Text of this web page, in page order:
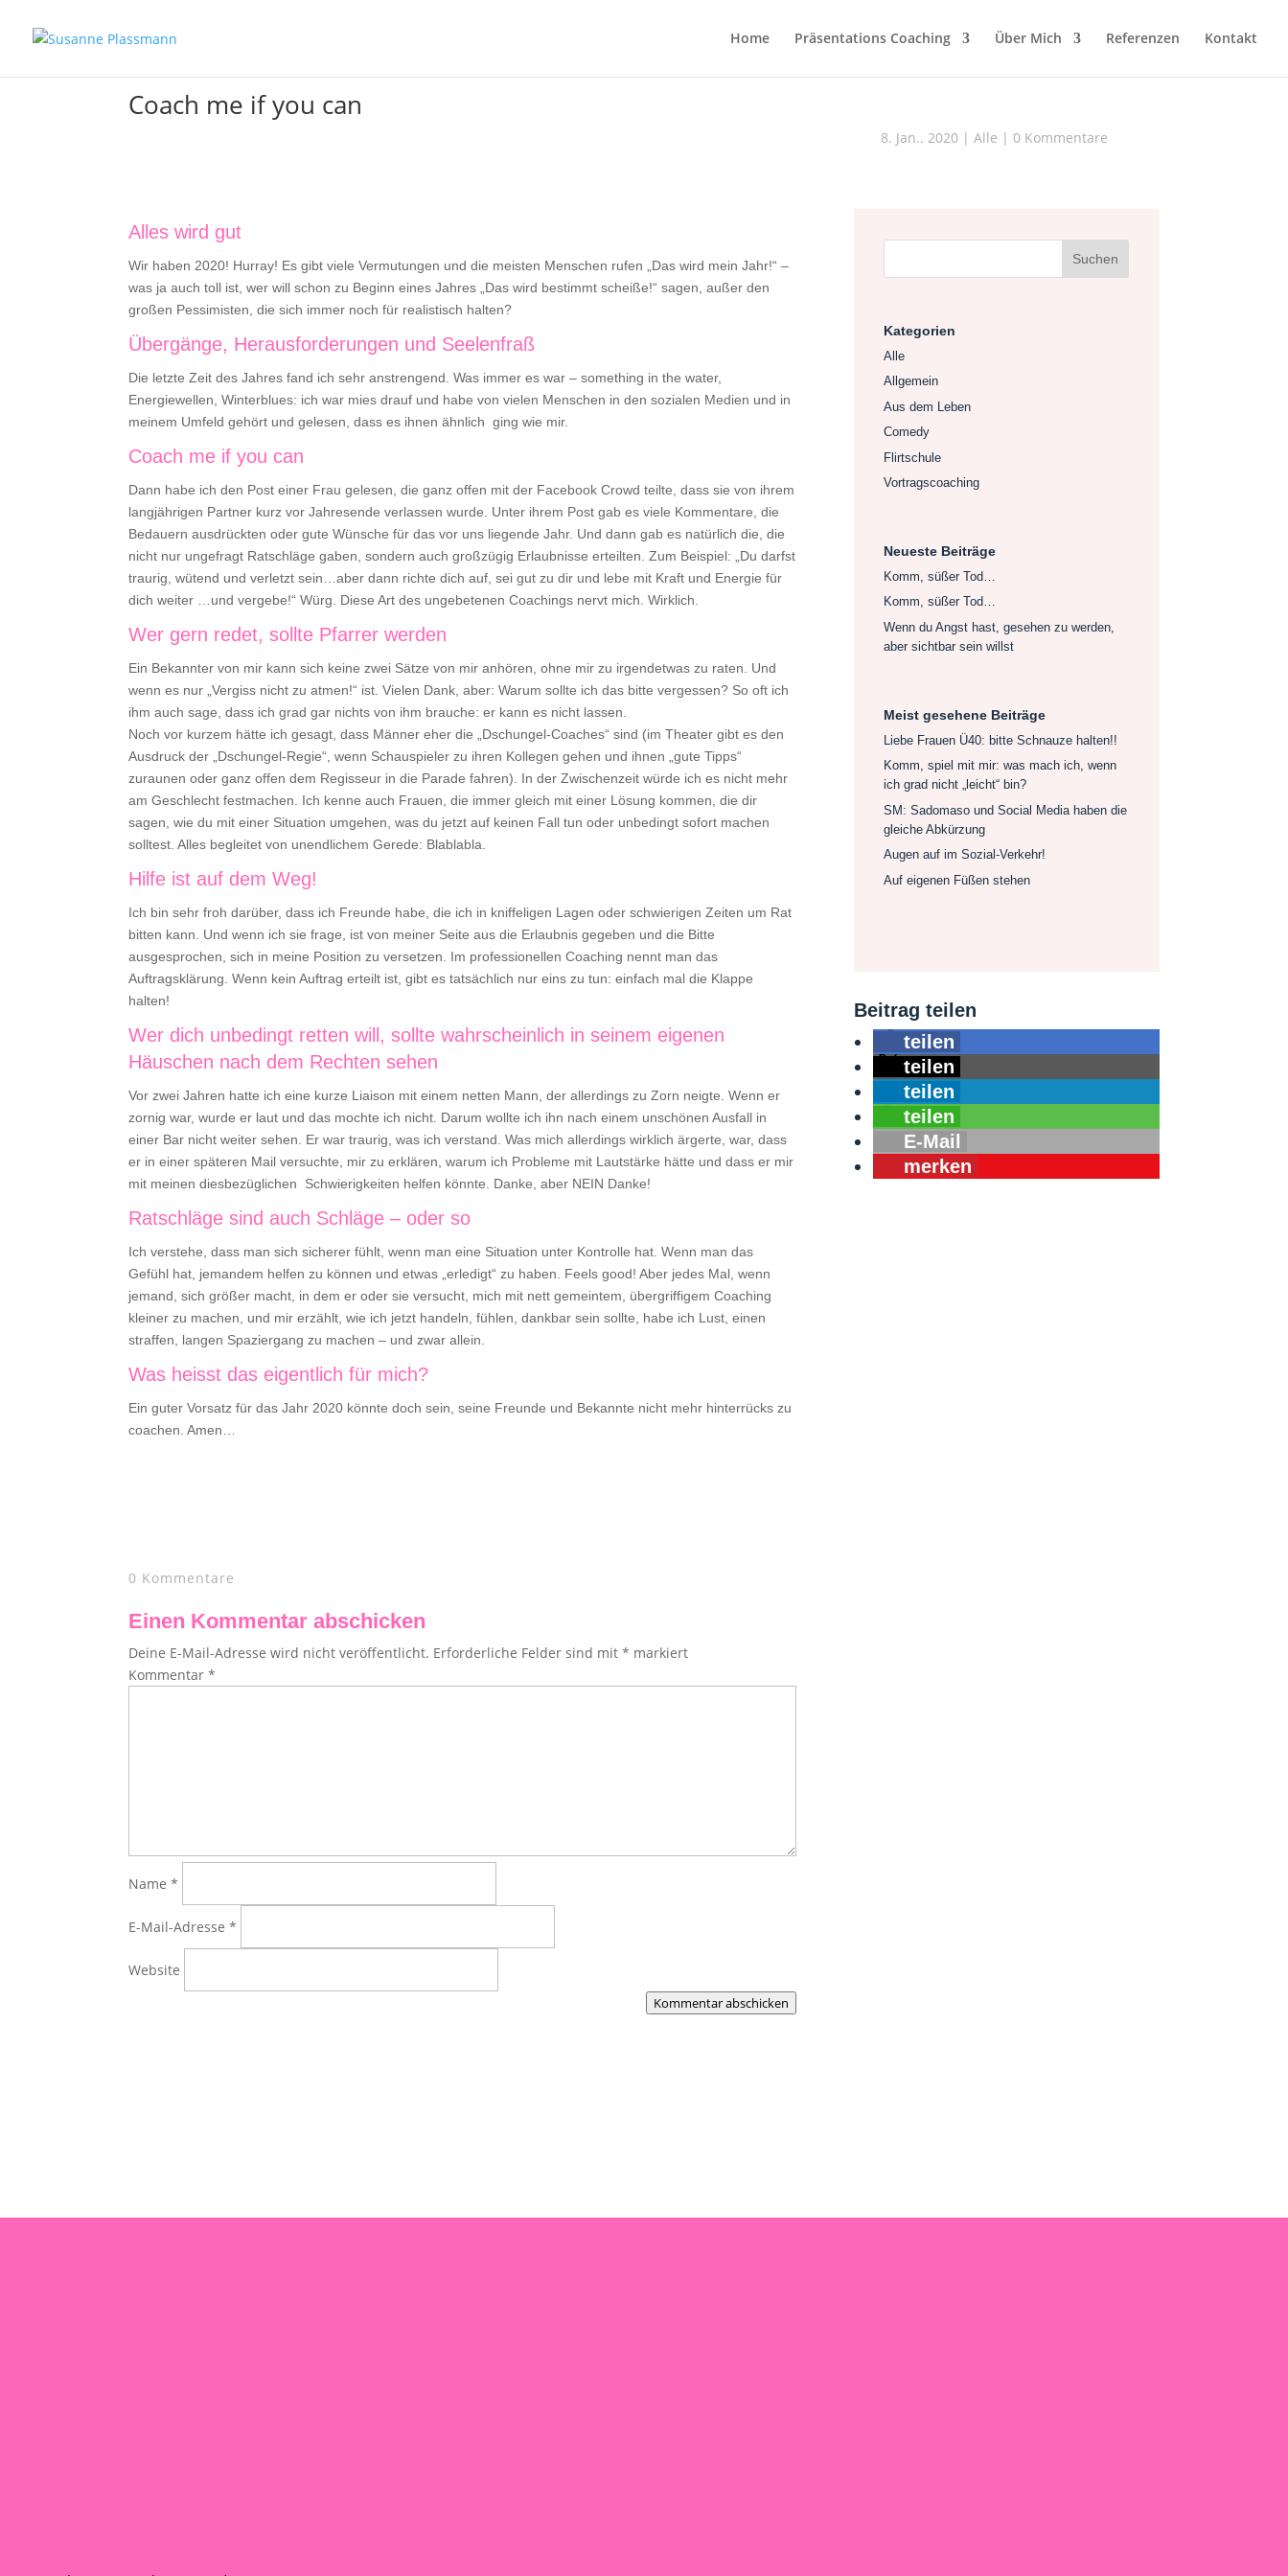
Home Präsentations Coaching Über Mich Referenzen Kontakt
Coach me if you can
8. Jan.. 2020 | Alle | 0 Kommentare
Alles wird gut
Wir haben 2020! Hurray! Es gibt viele Vermutungen und die meisten Menschen rufen „Das wird mein Jahr!“ –
was ja auch toll ist, wer will schon zu Beginn eines Jahres „Das wird bestimmt scheiße!“ sagen, außer den
großen Pessimisten, die sich immer noch für realistisch halten?
Übergänge, Herausforderungen und Seelenfraß
Die letzte Zeit des Jahres fand ich sehr anstrengend. Was immer es war – something in the water,
Energiewellen, Winterblues: ich war mies drauf und habe von vielen Menschen in den sozialen Medien und in
meinem Umfeld gehört und gelesen, dass es ihnen ähnlich ging wie mir.
Coach me if you can
Dann habe ich den Post einer Frau gelesen, die ganz offen mit der Facebook Crowd teilte, dass sie von ihrem
langjährigen Partner kurz vor Jahresende verlassen wurde. Unter ihrem Post gab es viele Kommentare, die
Bedauern ausdrückten oder gute Wünsche für das vor uns liegende Jahr. Und dann gab es natürlich die, die
nicht nur ungefragt Ratschläge gaben, sondern auch großzügig Erlaubnisse erteilten. Zum Beispiel: „Du darfst
traurig, wütend und verletzt sein…aber dann richte dich auf, sei gut zu dir und lebe mit Kraft und Energie für
dich weiter …und vergebe!“ Würg. Diese Art des ungebetenen Coachings nervt mich. Wirklich.
Wer gern redet, sollte Pfarrer werden
Ein Bekannter von mir kann sich keine zwei Sätze von mir anhören, ohne mir zu irgendetwas zu raten. Und
wenn es nur „Vergiss nicht zu atmen!“ ist. Vielen Dank, aber: Warum sollte ich das bitte vergessen? So oft ich
ihm auch sage, dass ich grad gar nichts von ihm brauche: er kann es nicht lassen.
Noch vor kurzem hätte ich gesagt, dass Männer eher die „Dschungel-Coaches“ sind (im Theater gibt es den
Ausdruck der „Dschungel-Regie“, wenn Schauspieler zu ihren Kollegen gehen und ihnen „gute Tipps“
zuraunen oder ganz offen dem Regisseur in die Parade fahren). In der Zwischenzeit würde ich es nicht mehr
am Geschlecht festmachen. Ich kenne auch Frauen, die immer gleich mit einer Lösung kommen, die dir
sagen, wie du mit einer Situation umgehen, was du jetzt auf keinen Fall tun oder unbedingt sofort machen
solltest. Alles begleitet von unendlichem Gerede: Blablabla.
Hilfe ist auf dem Weg!
Ich bin sehr froh darüber, dass ich Freunde habe, die ich in kniffeligen Lagen oder schwierigen Zeiten um Rat
bitten kann. Und wenn ich sie frage, ist von meiner Seite aus die Erlaubnis gegeben und die Bitte
ausgesprochen, sich in meine Position zu versetzen. Im professionellen Coaching nennt man das
Auftragsklärung. Wenn kein Auftrag erteilt ist, gibt es tatsächlich nur eins zu tun: einfach mal die Klappe
halten!
Wer dich unbedingt retten will, sollte wahrscheinlich in seinem eigenen
Häuschen nach dem Rechten sehen
Vor zwei Jahren hatte ich eine kurze Liaison mit einem netten Mann, der allerdings zu Zorn neigte. Wenn er
zornig war, wurde er laut und das mochte ich nicht. Darum wollte ich ihn nach einem unschönen Ausfall in
einer Bar nicht weiter sehen. Er war traurig, was ich verstand. Was mich allerdings wirklich ärgerte, war, dass
er in einer späteren Mail versuchte, mir zu erklären, warum ich Probleme mit Lautstärke hätte und dass er mir
mit meinen diesbezüglichen Schwierigkeiten helfen könnte. Danke, aber NEIN Danke!
Ratschläge sind auch Schläge – oder so
Ich verstehe, dass man sich sicherer fühlt, wenn man eine Situation unter Kontrolle hat. Wenn man das
Gefühl hat, jemandem helfen zu können und etwas „erledigt“ zu haben. Feels good! Aber jedes Mal, wenn
jemand, sich größer macht, in dem er oder sie versucht, mich mit nett gemeintem, übergriffigem Coaching
kleiner zu machen, und mir erzählt, wie ich jetzt handeln, fühlen, dankbar sein sollte, habe ich Lust, einen
straffen, langen Spaziergang zu machen – und zwar allein.
Was heisst das eigentlich für mich?
Ein guter Vorsatz für das Jahr 2020 könnte doch sein, seine Freunde und Bekannte nicht mehr hinterrücks zu
coachen. Amen…
0 Kommentare
Einen Kommentar abschicken
Deine E-Mail-Adresse wird nicht veröffentlicht. Erforderliche Felder sind mit* markiert
Kommentar*
Name*
E-Mail-Adresse*
Website
Kommentar abschicken
Kategorien
Alle
Allgemein
Aus dem Leben
Comedy
Flirtschule
Vortragscoaching
Neueste Beiträge
Komm, süßer Tod…
Komm, süßer Tod…
Wenn du Angst hast, gesehen zu werden,
aber sichtbar sein willst
Meist gesehene Beiträge
Liebe Frauen Ü40: bitte Schnauze halten!!
Komm, spiel mit mir: was mach ich, wenn
ich grad nicht „leicht“ bin?
SM: Sadomaso und Social Media haben die
gleiche Abkürzung
Augen auf im Sozial-Verkehr!
Auf eigenen Füßen stehen
Beitrag teilen
teilen
teilen
teilen
teilen
E-Mail
merken